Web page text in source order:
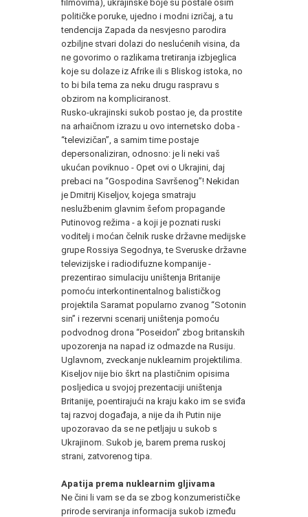
filmovima), ukrajinske boje su postale osim
političke poruke, ujedno i modni izričaj, a tu
tendencija Zapada da nesvjesno parodira
ozbiljne stvari dolazi do neslućenih visina, da
ne govorimo o razlikama tretiranja izbjeglica
koje su dolaze iz Afrike ili s Bliskog istoka, no
to bi bila tema za neku drugu raspravu s
obzirom na kompliciranost.
Rusko-ukrajinski sukob postao je, da prostite
na arhaičnom izrazu u ovo internetsko doba -
“televizičan”, a samim time postaje
depersonaliziran, odnosno: je li neki vaš
ukućan poviknuo - Opet ovi o Ukrajini, daj
prebaci na “Gospodina Savršenog”! Nekidan
je Dmitrij Kiseljov, kojega smatraju
neslužbenim glavnim šefom propagande
Putinovog režima - a koji je poznati ruski
voditelj i moćan čelnik ruske državne medijske
grupe Rossiya Segodnya, te Sveruske državne
televizijske i radiodifuzne kompanije -
prezentirao simulaciju uništenja Britanije
pomoću interkontinentalnog balističkog
projektila Saramat popularno zvanog “Sotonin
sin” i rezervni scenarij uništenja pomoću
podvodnog drona “Poseidon” zbog britanskih
upozorenja na napad iz odmazde na Rusiju.
Uglavnom, zveckanje nuklearnim projektilima.
Kiseljov nije bio škrt na plastičnim opisima
posljedica u svojoj prezentaciji uništenja
Britanije, poentirajući na kraju kako im se sviđa
taj razvoj događaja, a nije da ih Putin nije
upozoravao da se ne petljaju u sukob s
Ukrajinom. Sukob je, barem prema ruskoj
strani, zatvorenog tipa.
Apatija prema nuklearnim gljivama
Ne čini li vam se da se zbog konzumerističke
prirode serviranja informacija sukob između